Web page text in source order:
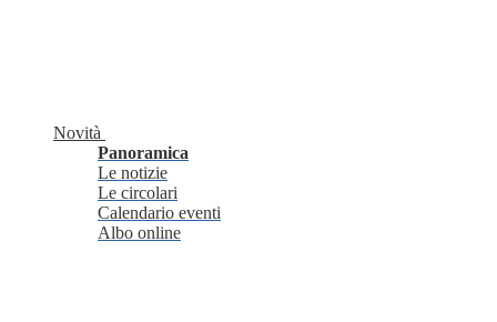
Novità
Panoramica
Le notizie
Le circolari
Calendario eventi
Albo online